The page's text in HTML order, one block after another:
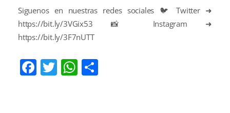
Siguenos en nuestras redes sociales 🐦 Twitter ➜
https://bit.ly/3VGix53 📸 Instagram ➜
https://bit.ly/3F7nUTT
Facebook
TwitterWhatsApp